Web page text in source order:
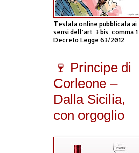
Testata online pubblicata ai
sensi dell'art. 3 bis, comma 1
Decreto Legge 63/2012
🍷 Principe di
Corleone –
Dalla Sicilia,
con orgoglio